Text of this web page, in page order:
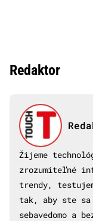
Redaktor
Žijeme
zrozumiteľné
trendy,
tak, aby ste
sebavedomo a